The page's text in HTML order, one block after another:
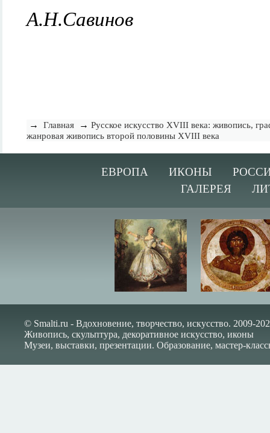
А.Н.Савинов
→ Главная → Русское искусство XVIII века: живопись,
жанровая живопись второй половины XVIII века
ЕВРОПА ИКОНЫ
ГАЛЕРЕЯ
© Smalti.ru - Вдохновение, творчество, искусство. 2009-
Живопись, скульптура, декоративное искусство, иконы
Музеи, выставки, презентации. Образование, мастер-